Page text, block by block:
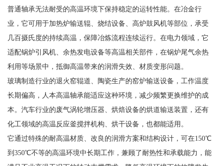
普通轴承无法耐受的高温环境下保持稳定的运转性能。在冶金行
业，它可用于加热炉输送辊、烧结设备、高炉鼓风机等部位，承受
几百摄氏度的持续高温，保障冶炼流程连续运行。在电力领域，它
适配锅炉引风机、余热发电设备等高温相关部件，在锅炉尾气余热
利用等场景中，抵御高温带来的润滑失效、材质变形问题。
玻璃制造行业的退火窑辊道、陶瓷生产的窑炉输送设备，工作温度
长期偏高，人本高温轴承能适应这种环境，减少频繁更换维护的成
本。汽车行业的废气涡轮增压器、烘焙设备的烘道输送装置，还有
化工领域的高温反应釜搅拌机构、烘干设备，也都能适用。
它通过特殊的耐高温材质、改良的润滑方案和结构设计，可在150℃
到350℃不等的高温环境中长期工作，兼顾了耐热性和承载能力，能